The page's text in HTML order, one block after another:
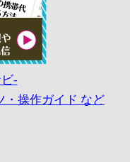
-
・操作ガイド など